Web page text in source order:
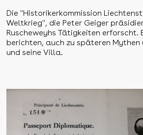
Die "Historikerkommission
Weltkrieg", die Peter Geiger
Ruscheweyhs Tätigkeiten erforscht.
berichten, auch zu späteren Mythen
und seine Villa.